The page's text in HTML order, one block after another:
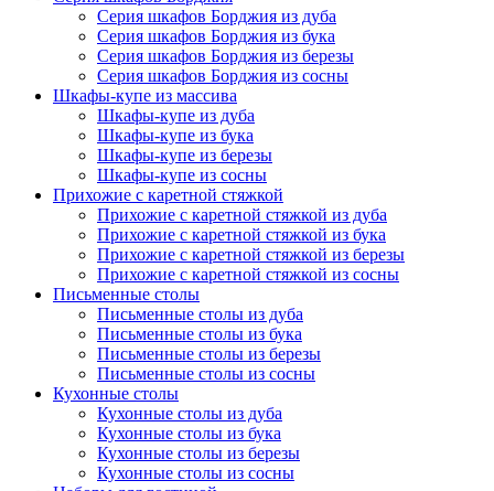
Серия шкафов Борджия из дуба
Серия шкафов Борджия из бука
Серия шкафов Борджия из березы
Серия шкафов Борджия из сосны
Шкафы-купе из массива
Шкафы-купе из дуба
Шкафы-купе из бука
Шкафы-купе из березы
Шкафы-купе из сосны
Прихожие с каретной стяжкой
Прихожие с каретной стяжкой из дуба
Прихожие с каретной стяжкой из бука
Прихожие с каретной стяжкой из березы
Прихожие с каретной стяжкой из сосны
Письменные столы
Письменные столы из дуба
Письменные столы из бука
Письменные столы из березы
Письменные столы из сосны
Кухонные столы
Кухонные столы из дуба
Кухонные столы из бука
Кухонные столы из березы
Кухонные столы из сосны